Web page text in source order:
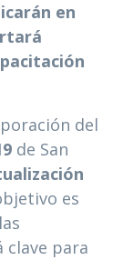
en
del
de San
es
clave para